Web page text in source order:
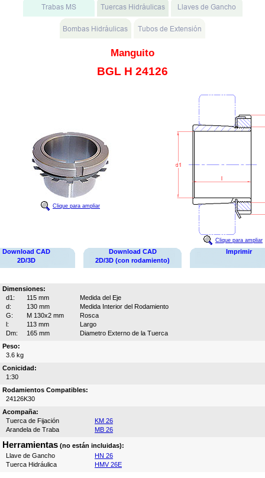
Manguito
BGL H 24126
Clique para ampliar
Clique para ampliar
Download CAD
2D/3D
Download CAD
2D/3D (con rodamiento)
Imprimir
Dimensiones:
d1:
115 mm
Medida del Eje
d:
130 mm
Medida Interior del Rodamiento
G:
M 130x2 mm
Rosca
l:
113 mm
Largo
Dm:
165 mm
Diametro Externo de la Tuerca
Peso:
3.6 kg
Conicidad:
1:30
Rodamientos Compatibles:
24126K30
Acompaña:
Tuerca de Fijación
KM 26
Arandela de Traba
MB 26
Herramientas (no están incluidas):
Llave de Gancho
HN 26
Tuerca Hidráulica
HMV 26E